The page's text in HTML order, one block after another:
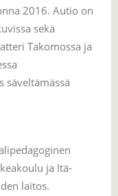
2016. Autio on
sekä
Takomossa ja
säveltämässä
ja Itä-
laitos.